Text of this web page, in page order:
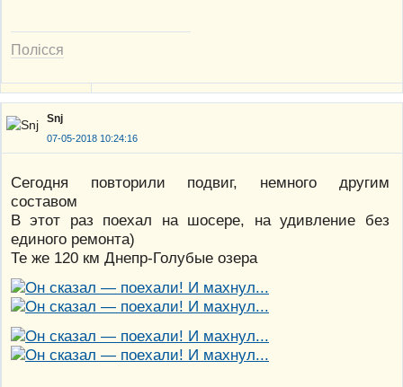
Полісся
Snj
07-05-2018 10:24:16
Сегодня повторили подвиг, немного другим
составом
В этот раз поехал на шосере, на удивление без
единого ремонта)
Те же 120 км Днепр-Голубые озера